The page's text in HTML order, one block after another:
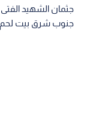
جنوب شرق بيت لحم.